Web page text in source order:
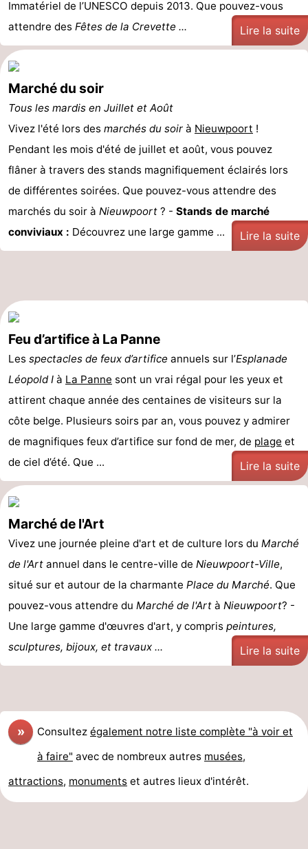
Immatériel de l’UNESCO depuis 2013. Que pouvez-vous
attendre des Fêtes de la Crevette ... Lire la suite
Marché du soir
Tous les mardis en Juillet et Août
Vivez l'été lors des marchés du soir à Nieuwpoort !
Pendant les mois d'été de juillet et août, vous pouvez
flâner à travers des stands magnifiquement éclairés lors
de différentes soirées. Que pouvez-vous attendre des
marchés du soir à Nieuwpoort ? - Stands de marché
conviviaux : Découvrez une large gamme ... Lire la suite
Feu d’artifice à La Panne
Les spectacles de feux d’artifice annuels sur l’Esplanade
Léopold I à La Panne sont un vrai régal pour les yeux et
attirent chaque année des centaines de visiteurs sur la
côte belge. Plusieurs soirs par an, vous pouvez y admirer
de magnifiques feux d’artifice sur fond de mer, de plage et
de ciel d’été. Que ...
Lire la suite
Marché de l'Art
Vivez une journée pleine d'art et de culture lors du Marché
de l'Art annuel dans le centre-ville de Nieuwpoort-Ville,
situé sur et autour de la charmante Place du Marché. Que
pouvez-vous attendre du Marché de l'Art à Nieuwpoort? -
Une large gamme d'œuvres d'art, y compris peintures,
sculptures, bijoux, et travaux ...
Lire la suite
» Consultez également notre liste complète "à voir et
à faire" avec de nombreux autres musées,
attractions, monuments et autres lieux d'intérêt.